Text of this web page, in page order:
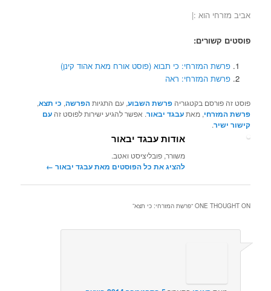
אביב מזרחי הוא :|
פוסטים קשורים:
פרשת המזרחי: כי תבוא (פוסט אורח מאת אהוד קינן)
פרשת המזרחי: ראה
פוסט זה פורסם בקטגוריהפרשת השבוע, עם התגיותהפרשה, כי תצא,
פרשת המזרחי, מאתעבגד יבאור. אפשר להגיע ישירות לפוסט זהעם
קישור ישיר.
אודות עבגד יבאור
משורר, פובליציסט ואטב.
להציג את כל הפוסטים מאת עבגד יבאור‏ ←
ONE THOUGHT ON “ פרשת המזרחי: כי תצא”